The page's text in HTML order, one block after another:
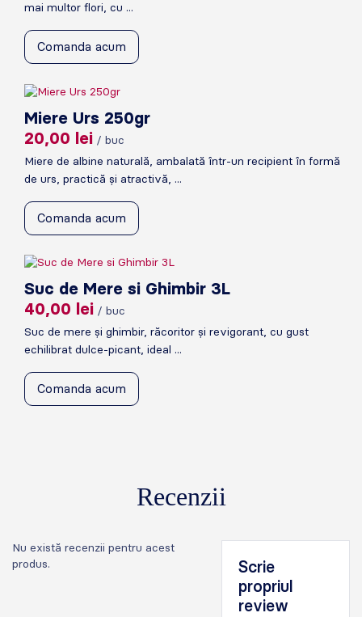
mai multor flori, cu ...
Comanda acum
Miere Urs 250gr
20,00 lei / buc
Miere de albine naturală, ambalată într-un recipient în formă
de urs, practică și atractivă, ...
Comanda acum
Suc de Mere si Ghimbir 3L
40,00 lei / buc
Suc de mere și ghimbir, răcoritor și revigorant, cu gust
echilibrat dulce-picant, ideal ...
Comanda acum
Recenzii
Nu există recenzii pentru acest
produs.
Scrie
propriul
review